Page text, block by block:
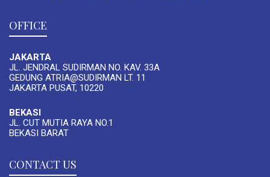
OFFICE
JAKARTA
JL. JENDRAL SUDIRMAN NO. KAV. 33A
GEDUNG ATRIA@SUDIRMAN LT. 11
JAKARTA PUSAT, 10220
BEKASI
JL. CUT MUTIA RAYA NO.1
BEKASI BARAT
CONTACT US